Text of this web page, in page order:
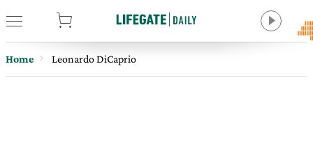
Home Leonardo DiCaprio